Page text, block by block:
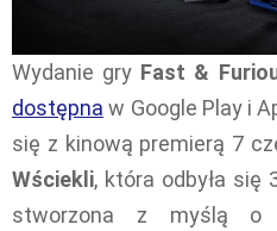
Wydanie gry Fast &
dostępna w Google Play i
się z kinową premierą 7
Wściekli, która odbyła się
stworzona z myślą o